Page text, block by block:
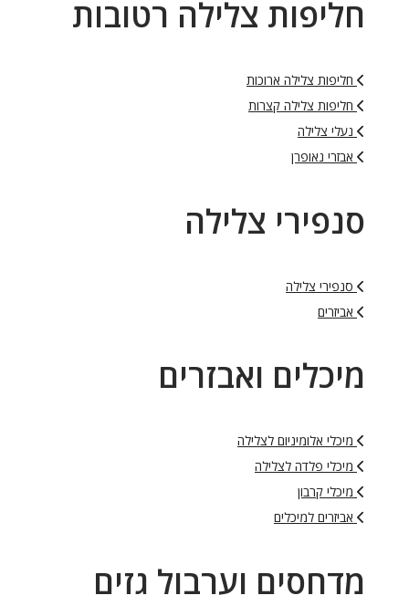
חליפות צלילה רטובות
חליפות צלילה ארוכות
חליפות צלילה קצרות
נעלי צלילה
אבזרי נאופרן
סנפירי צלילה
סנפירי צלילה
אביזרים
מיכלים ואבזרים
מיכלי אלומיניום לצלילה
מיכלי פלדה לצלילה
מיכלי קרבון
אביזרים למיכלים
מדחסים וערבול גזים